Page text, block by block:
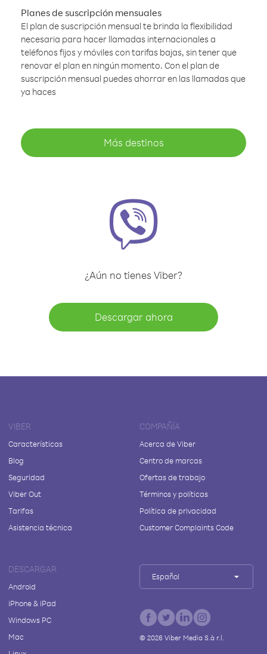
Planes de suscripción mensuales
El plan de suscripción mensual te brinda la flexibilidad
necesaria para hacer llamadas internacionales a
teléfonos fijos y móviles con tarifas bajas, sin tener que
renovar el plan en ningún momento. Con el plan de
suscripción mensual puedes ahorrar en las llamadas que
ya haces
Más destinos
¿Aún no tienes Viber?
Descargar ahora
VIBER
Características
Blog
Seguridad
Viber Out
Tarifas
Asistencia técnica
COMPAÑÍA
Acerca de Viber
Centro de marcas
Ofertas de trabajo
Términos y políticas
Política de privacidad
Customer Complaints Code
DESCARGAR
Android
iPhone & iPad
Windows PC
Mac
Español
© 2026Viber Media S.à r.l.